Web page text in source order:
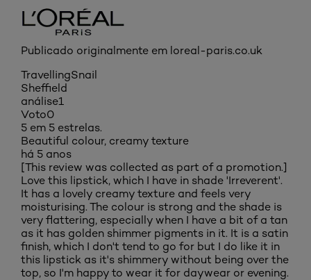
Publicado originalmente em loreal-paris.co.uk
TravellingSnail
Sheffield
análise1
Voto0
5 em 5 estrelas.
Beautiful colour, creamy texture
há 5 anos
[This review was collected as part of a promotion.]
Love this lipstick, which I have in shade 'Irreverent'.
It has a lovely creamy texture and feels very
moisturising. The colour is strong and the shade is
very flattering, especially when I have a bit of a tan
as it has golden shimmer pigments in it. It is a satin
finish, which I don't tend to go for but I do like it in
this lipstick as it's shimmery without being over the
top, so I'm happy to wear it for daywear or evening.